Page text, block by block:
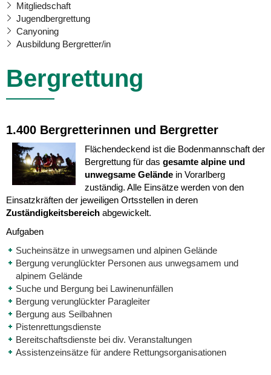
Mitgliedschaft
Jugendbergrettung
Canyoning
Ausbildung Bergretter/in
Bergrettung
1.400 Bergretterinnen und Bergretter
Flächendeckend ist die Bodenmannschaft der
Bergrettung für das gesamte alpine und
unwegsame Gelände in Vorarlberg
zuständig. Alle Einsätze werden von den
Einsatzkräften der jeweiligen Ortsstellen in deren
Zuständigkeitsbereich abgewickelt.
Aufgaben
Sucheinsätze in unwegsamen und alpinen Gelände
Bergung verunglückter Personen aus unwegsamem und
alpinem Gelände
Suche und Bergung bei Lawinenunfällen
Bergung verunglückter Paragleiter
Bergung aus Seilbahnen
Pistenrettungsdienste
Bereitschaftsdienste bei div. Veranstaltungen
Assistenzeinsätze für andere Rettungsorganisationen